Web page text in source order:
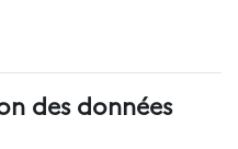
des données